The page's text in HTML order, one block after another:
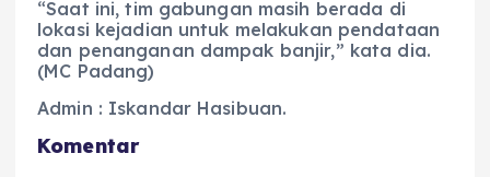
“Saat ini, tim gabungan masih berada di
lokasi kejadian untuk melakukan pendataan
dan penanganan dampak banjir,” kata dia.
(MC Padang)
Admin : Iskandar Hasibuan.
Komentar